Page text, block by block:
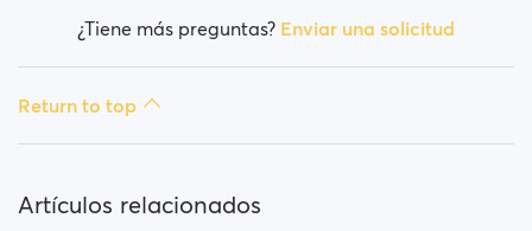
Payment?¿Tiene más preguntas? Enviar una solicitud
Return to top
Artículos relacionados